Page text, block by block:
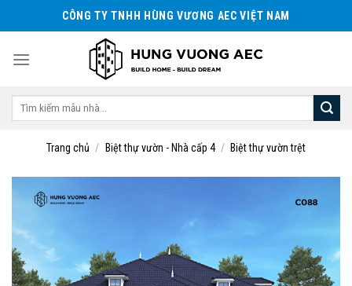
to
CÔNG TY TNHH HÙNG VƯƠNG AEC VIỆT NAM
Tìm
Trang chủ / Biệt thự vườn - Nhà cấp 4 / Biệt thự vườn trệt